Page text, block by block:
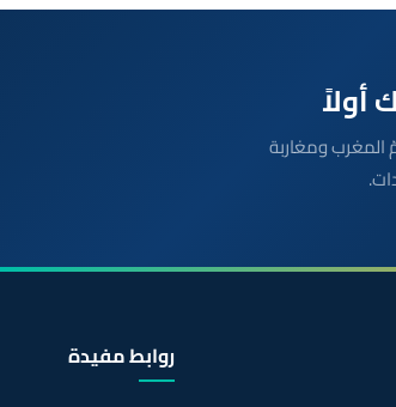
تهمّ المغرب ومغاربة
روابط مفيدة